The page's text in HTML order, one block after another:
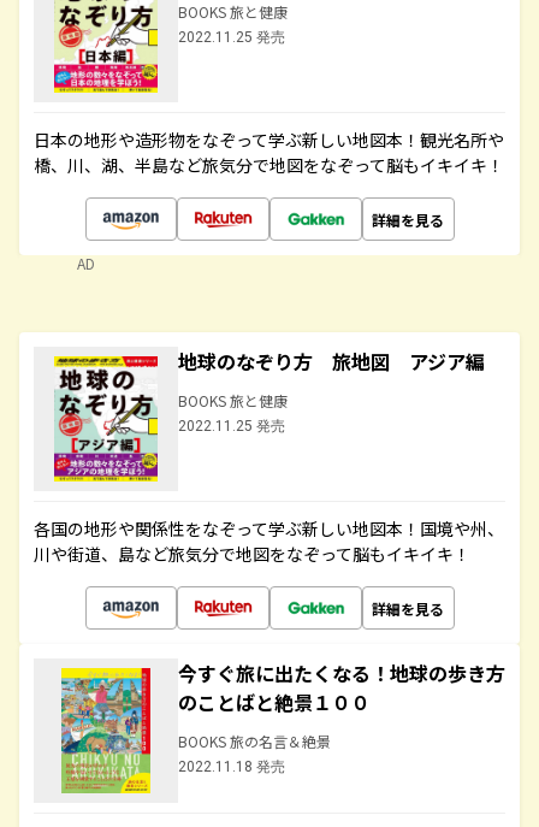
BOOKS 旅と健康
2022.11.25 発売
日本の地形や造形物をなぞって学ぶ新しい地図本！観光名所や
橋、川、湖、半島など旅気分で地図をなぞって脳もイキイキ！
詳細を見る
AD
地球のなぞり方 旅地図 アジア編
BOOKS 旅と健康
2022.11.25 発売
各国の地形や関係性をなぞって学ぶ新しい地図本！国境や州、
川や街道、島など旅気分で地図をなぞって脳もイキイキ！
詳細を見る
今すぐ旅に出たくなる！地球の歩き方
のことばと絶景１００
BOOKS 旅の名言＆絶景
2022.11.18 発売